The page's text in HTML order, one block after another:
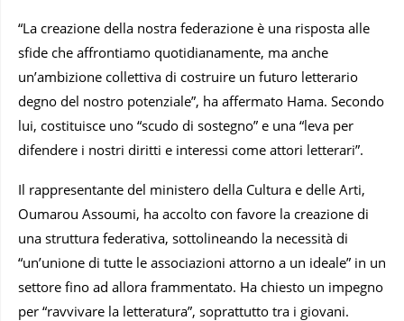
“La creazione della nostra federazione è una risposta alle
sfide che affrontiamo quotidianamente, ma anche
un’ambizione collettiva di costruire un futuro letterario
degno del nostro potenziale”, ha affermato Hama. Secondo
lui, costituisce uno “scudo di sostegno” e una “leva per
difendere i nostri diritti e interessi come attori letterari”.
Il rappresentante del ministero della Cultura e delle Arti,
Oumarou Assoumi, ha accolto con favore la creazione di
una struttura federativa, sottolineando la necessità di
“un’unione di tutte le associazioni attorno a un ideale” in un
settore fino ad allora frammentato. Ha chiesto un impegno
per “ravvivare la letteratura”, soprattutto tra i giovani.